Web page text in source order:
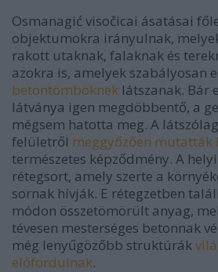
Osmanagić visočicai ásatásai
objektumokra irányulnak,
rakott utaknak, falaknak és
azokra is, amelyek szabályosan
betontömböknek látszanak. Bár
látványa igen megdöbbentő, a
mégsem hatotta meg. A
felületről meggyőzően mutatták
természetes képződmény. A
rétegsort, amely szerte a
sornak hívják. E rétegzetben
módon összetömörült anyag,
tévesen mesterséges betonnak
még lenyűgözőbb struktúrák
előfordulnak.